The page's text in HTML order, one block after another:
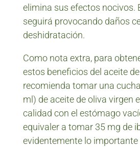
elimina sus efectos nocivos.
seguirá provocando daños
deshidratación.
Como nota extra, para
estos beneficios del aceite
recomienda tomar una
ml) de aceite de oliva virgen
calidad con el estómago
equivaler a tomar 35 mg de
evidentemente lo importante